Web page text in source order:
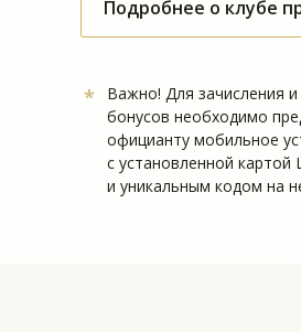
Важно! Для зачисления и
бонусов необходимо
официанту мобильное
с установленной картой
и уникальным кодом на
*
Подробнее о клубе